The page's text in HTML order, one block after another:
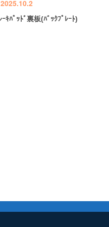
ｰｷﾊﾟｯﾄﾞ裏板(ﾊﾞｯｸﾌﾟﾚｰﾄ)